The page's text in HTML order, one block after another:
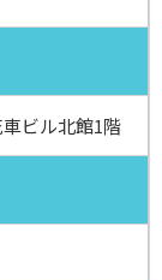
ビル北館1階